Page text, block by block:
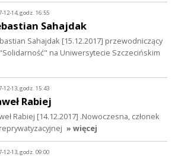
12-14, godz. 16:55
Sahajdak
Sahajdak [15.12.2017] przewodniczący
na Uniwersytecie Szczecińskim
12-13, godz. 15:43
Rabiej
Rabiej [14.12.2017] .Nowoczesna, członek
» więcej
12-13, godz. 09:00